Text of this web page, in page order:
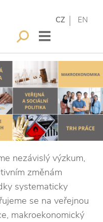
CZ EN
nezávislý výzkum,
změnám
systematicky
se na veřejnou
makroekonomický